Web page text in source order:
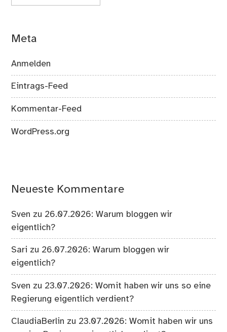
Meta
Anmelden
Eintrags-Feed
Kommentar-Feed
WordPress.org
Neueste Kommentare
Sven zu 26.07.2026: Warum bloggen wir
eigentlich?
Sari zu 26.07.2026: Warum bloggen wir
eigentlich?
Sven zu 23.07.2026: Womit haben wir uns so eine
Regierung eigentlich verdient?
ClaudiaBerlin zu 23.07.2026: Womit haben wir uns